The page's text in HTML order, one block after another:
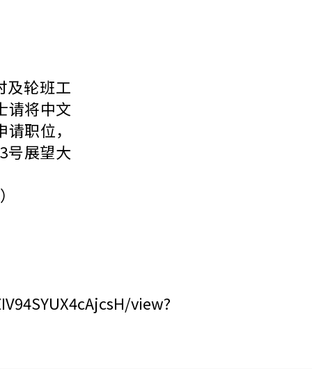
及轮班工
请将中文
职位，
号展望大
view?